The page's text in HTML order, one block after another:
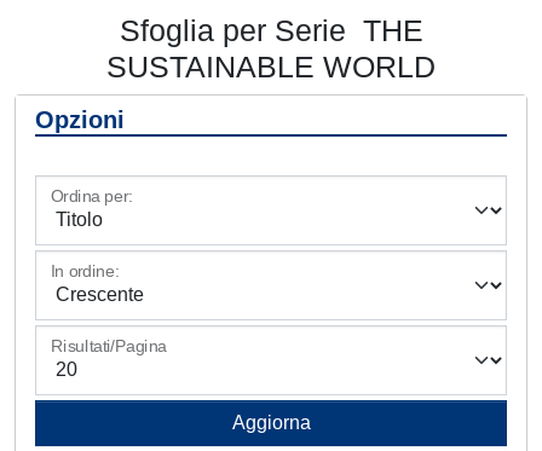
Sfoglia per Serie THE
SUSTAINABLE WORLD
Opzioni
Ordina per:
In ordine:
Risultati/Pagina